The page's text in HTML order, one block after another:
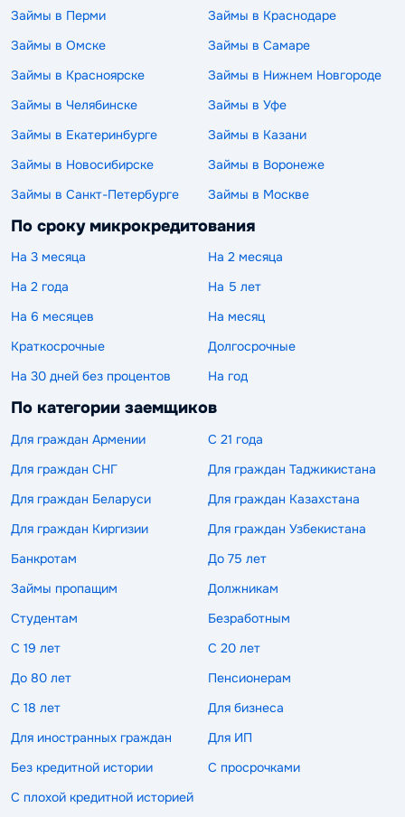
Займы в Перми
Займы в Краснодаре
Займы в Омске
Займы в Самаре
Займы в Красноярске
Займы в Нижнем Новгороде
Займы в Челябинске
Займы в Уфе
Займы в Екатеринбурге
Займы в Казани
Займы в Новосибирске
Займы в Воронеже
Займы в Санкт-Петербурге
Займы в Москве
По сроку микрокредитования
На 3 месяца
На 2 месяца
На 2 года
На 5 лет
На 6 месяцев
На месяц
Краткосрочные
Долгосрочные
На 30 дней без процентов
На год
По категории заемщиков
Для граждан Армении
С 21 года
Для граждан СНГ
Для граждан Таджикистана
Для граждан Беларуси
Для граждан Казахстана
Для граждан Киргизии
Для граждан Узбекистана
Банкротам
До 75 лет
Займы пропащим
Должникам
Студентам
Безработным
С 19 лет
С 20 лет
До 80 лет
Пенсионерам
С 18 лет
Для бизнеса
Для иностранных граждан
Для ИП
Без кредитной истории
С просрочками
С плохой кредитной историей